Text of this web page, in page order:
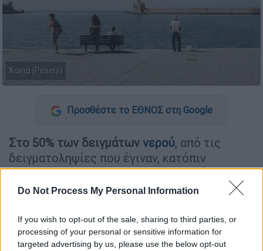
Do Not Process My Personal Information
If you wish to opt-out of the sale, sharing to third parties, or
processing of your personal or sensitive information for
targeted advertising by us, please use the below opt-out
Χανιά (Pexels)
Προσθέστε το ΕΘΝΟΣ στη Google
Στο 50% των δειγμάτων νερού, από τις
δειγματοληψίες που έγιναν, κατόπιν
υποδείξεων του ΕΟΔΥ,σε ξενοδοχεία της
Κρήτης που εντοπίστηκε κρούσμα, βρέθηκε
ΔΙΑΒΑΣΤΕ ΕΠΙΣΗΣ